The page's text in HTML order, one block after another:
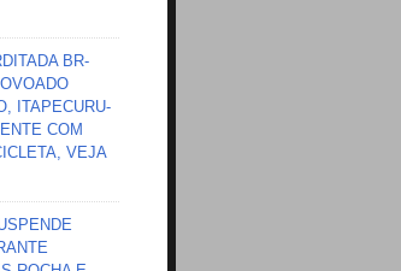
BR-
ITAPECURU-
COM
VEJA